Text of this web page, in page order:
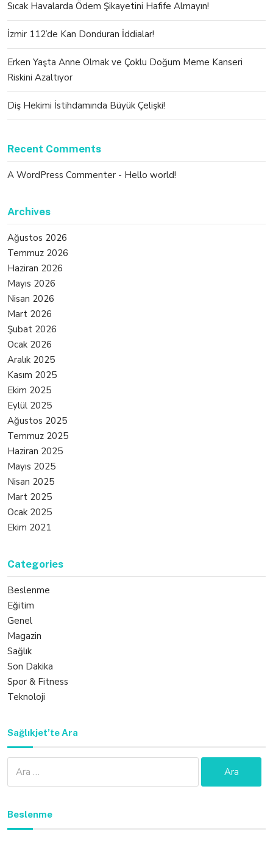
Sıcak Havalarda Ödem Şikayetini Hafife Almayın!
İzmir 112’de Kan Donduran İddialar!
Erken Yaşta Anne Olmak ve Çoklu Doğum Meme Kanseri
Riskini Azaltıyor
Diş Hekimi İstihdamında Büyük Çelişki!
Recent Comments
A WordPress Commenter - Hello world!
Archives
Ağustos 2026
Temmuz 2026
Haziran 2026
Mayıs 2026
Nisan 2026
Mart 2026
Şubat 2026
Ocak 2026
Aralık 2025
Kasım 2025
Ekim 2025
Eylül 2025
Ağustos 2025
Temmuz 2025
Haziran 2025
Mayıs 2025
Nisan 2025
Mart 2025
Ocak 2025
Ekim 2021
Categories
Beslenme
Eğitim
Genel
Magazin
Sağlık
Son Dakika
Spor & Fitness
Teknoloji
Sağlıkjet’te Ara
Beslenme